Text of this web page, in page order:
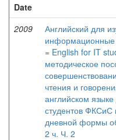
Date
2009
Английский для
информационные
= English for IT
методическое
чтения и
английском языке
студентов
дневной формы
2 ч. Ч. 2